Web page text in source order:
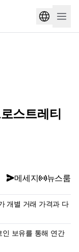
스트레티
메세지 뉴스룸
개별 거래 가격과 다
인 보유를 통해 연간